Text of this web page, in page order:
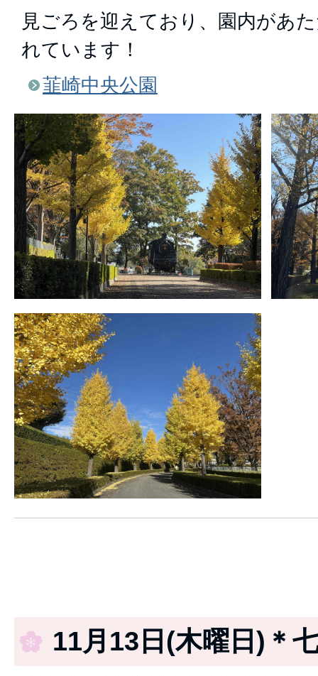
見ごろを迎えており、園内があ
れています！
韮崎中央公園
11月13日(木曜日)＊